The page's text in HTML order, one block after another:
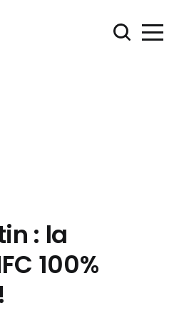
: la
100%